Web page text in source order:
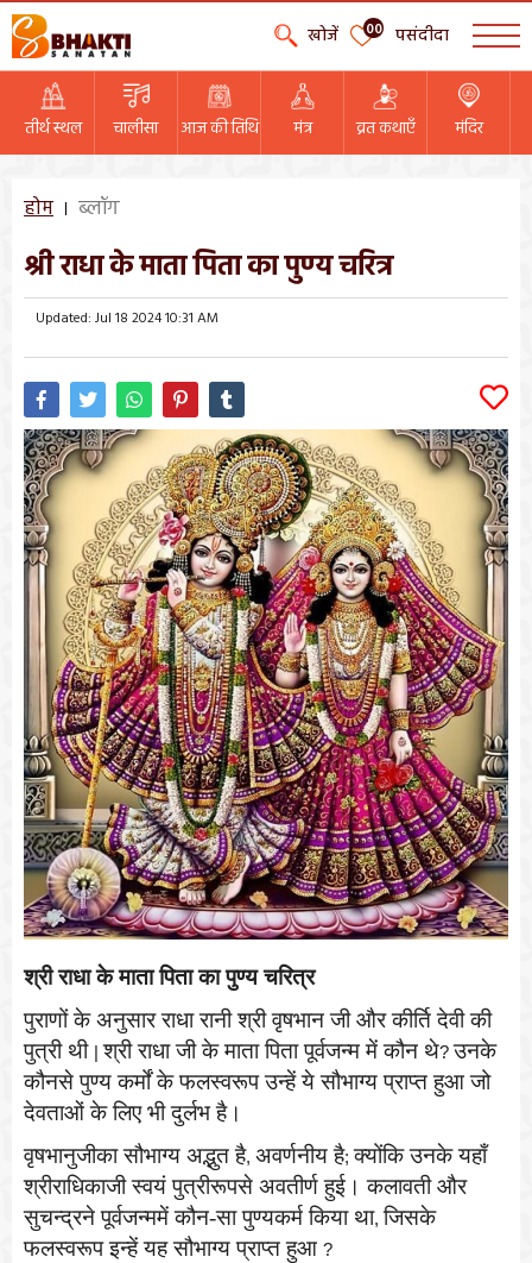
खोजें 00 पसंदीदा
तीर्थ स्थल चालीसा आज की तिथि मंत्र व्रत कथाएँ मंदिर
होम ब्लॉग
श्री राधा के माता पिता का पुण्य चरित्र
Updated: Jul 18 2024 10:31 AM
श्री राधा के माता पिता का पुण्य चरित्र
पुराणों के अनुसार राधा रानी श्री वृषभान जी और कीर्ति देवी की
पुत्री थी
|श्री राधा जी के माता पिता पूर्वजन्म में कौन थे?उनके
कौनसे पुण्य कर्मों के फलस्वरूप उन्हें ये सौभाग्य प्राप्त हुआ जो
देवताओं के लिए भी दुर्लभ है।
वृषभानुजीका सौभाग्य अद्भुत है, अवर्णनीय है;क्योंकि उनके यहाँ
श्रीराधिकाजी स्वयं पुत्रीरूपसे अवतीर्ण हुई। कलावती और
सुचन्द्रने पूर्वजन्ममें कौन-सा पुण्यकर्म किया था,जिसके
फलस्वरूप इन्हें यह सौभाग्य प्राप्त हुआ ?